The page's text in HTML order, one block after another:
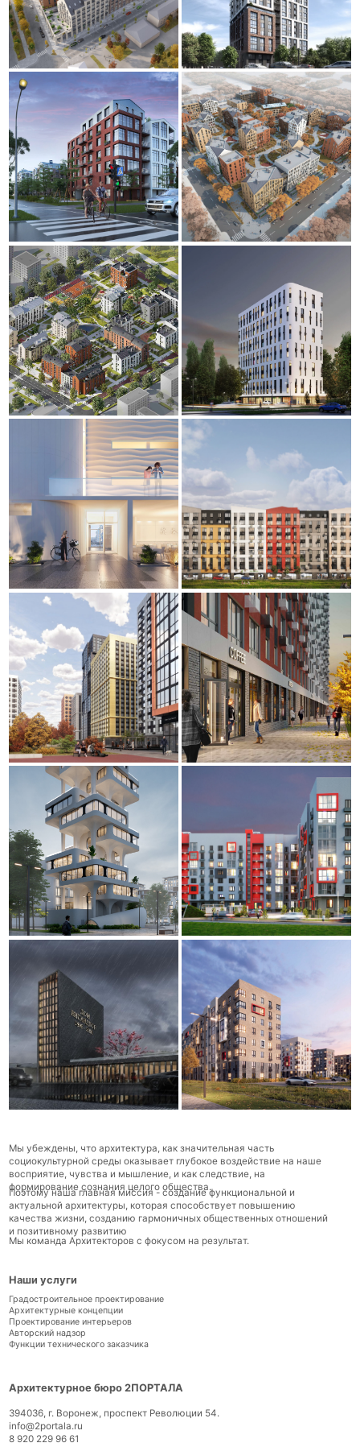
Мы убеждены, что архитектура, как значительная часть
социокультурной среды оказывает глубокое воздействие на наше
восприятие, чувства и мышление, и как следствие, на
формирование сознания целого общества.
Поэтому наша главная миссия - создание функциональной и
актуальной архитектуры, которая способствует повышению
Градостроительное проектирование
Архитектурные концепции
Проектирование интерьеров
Авторский надзор
Функции технического заказчика
Наши услуги
Архитектурное бюро 2ПОРТАЛА
©2024
Все права защищены
394036, г. Воронеж, проспект Революции 54.
info@2portala.ru
8 920 229 96 61
8 980 535 08 94